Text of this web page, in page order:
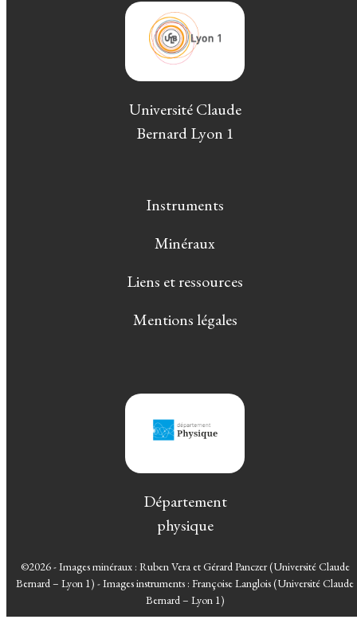
Université Claude
Bernard Lyon 1
Instruments
Minéraux
Liens et ressources
Mentions légales
Département
physique
©2026 - Images minéraux : Ruben Vera et Gérard Panczer (Université Claude
Bernard – Lyon 1) - Images instruments : Françoise Langlois (Université Claude
Bernard – Lyon 1)